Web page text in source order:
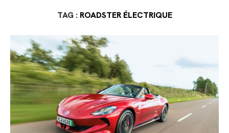
TAG : ROADSTER ÉLECTRIQUE